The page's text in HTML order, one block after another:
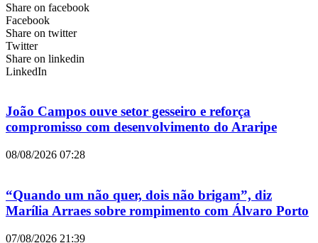
Share on facebook
Facebook
Share on twitter
Twitter
Share on linkedin
LinkedIn
João Campos ouve setor gesseiro e reforça
compromisso com desenvolvimento do Araripe
08/08/2026 07:28
“Quando um não quer, dois não brigam”, diz
Marília Arraes sobre rompimento com Álvaro Porto
07/08/2026 21:39